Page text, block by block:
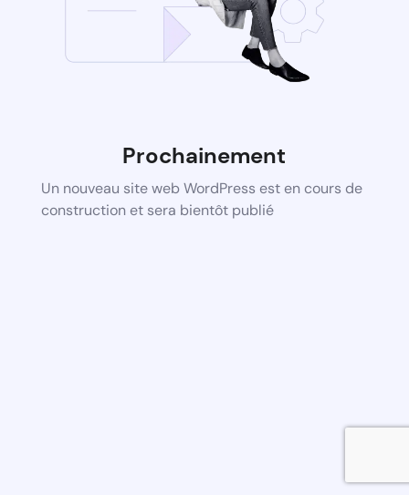
Prochainement
Un nouveau site web WordPress est en cours de
construction et sera bientôt publié